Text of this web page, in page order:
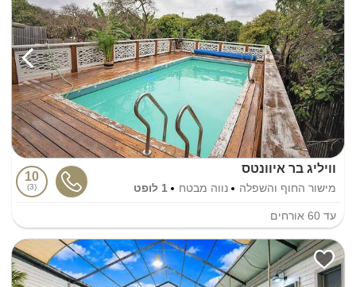
וויליג בר איוונטס
מישור החוף והשפלה נווה מבטח 1 לופט
10
3
עד 60 אורחים